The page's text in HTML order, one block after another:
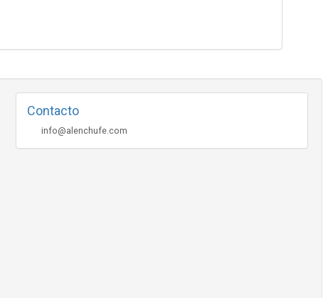
Contacto
info@alenchufe.com